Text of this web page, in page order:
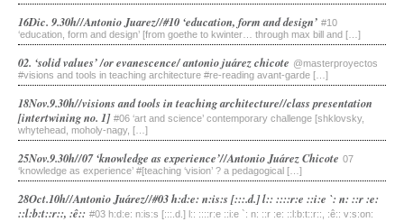
16Dic. 9.30h//Antonio Juarez//#10 ‘education, form and design’ #10
‘education, form and design’ [from goethe to kwinter… through max bill and […]
02. ‘solid values’ /or evanescence/ antonio juárez chicote @masterproyectos
#visions and tools in teaching architecture #re-reading avant-garde […]
18Nov.9.30h//visions and tools in teaching architecture//class presentation
[intertwining no. 1] #06 ‘art and science’ contemporary challenge [shklovsky,
whytehead, moholy-nagy, […]
25Nov.9.30h//07 ‘knowledge as experience’//Antonio Juárez Chicote 07
‘knowledge as experience’ #[teaching ‘vision’ ? a pedagogical […]
28Oct.10h//Antonio Juárez//#03 h:d:e: n:is:s [:::.d.] l:: ::::r:e ::i:e `: n: ::r :e:
::l:b:t::r::, :ê:: #03 h:d:e: n:is:s [:::.d.] l:: ::::r:e ::i:e `: n: ::r :e: ::l:b:t::r::, :ê:: v:s:on: